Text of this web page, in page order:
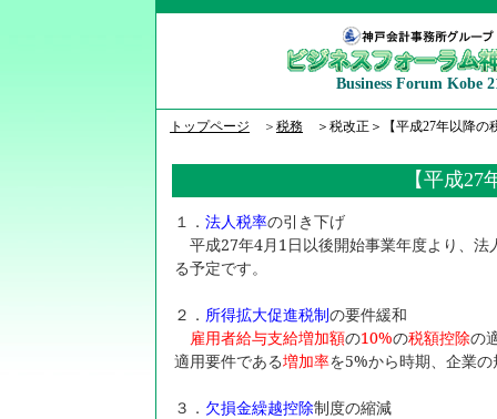
Business Forum Kobe
トップページ ＞ 税務 ＞税改正＞【平成27年以降の
【平成
１． 法人税率の引き下げ
平成27年4月1日以後開始事業年度より、
る予定です。
２． 所得拡大促進税制の要件緩和
雇用者給与支給増加額の10%の税額控除の
適用要件である増加率を5%から時期、企業
３． 欠損金繰越控除制度の縮減